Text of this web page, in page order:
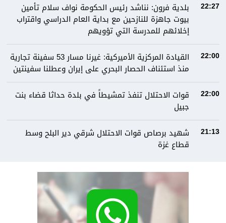
22:27
بلدية فرون: نناشد رئيس الحكومة نواف سلام تأمين
بيوت جاهزة للنازحين مع بداية العام الدراسي واقتراب
إخلائهم للمدرسة التي تؤويهم
22:00
القيادة المركزية الأميركية: غيرنا مسار 53 سفينة تجارية
منذ استئناف الحصار البحري على إيران وعطلنا سفينتين
22:00
قوات الاحتلال تنفذ تمشيطاً في بلدة حداثا قضاء بنت
جبيل
21:13
شهيد برصاص قوات الاحتلال شرقي دير البلح وسط
قطاع غزة